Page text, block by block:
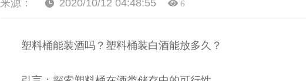
来源： 2020/10/12 04:48:55 6
塑料桶能装酒吗？塑料桶装白酒能放多久？